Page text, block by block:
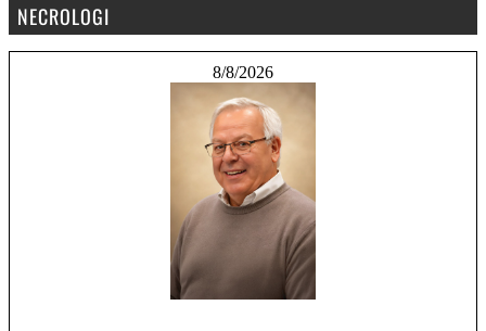
NECROLOGI
8/8/2026